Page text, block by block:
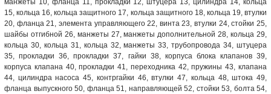
15, кольца 16, кольца защитного 17, кольца защитного 18, кольца 19, втулки
20, фланца 21, элемента управляющего 22, винта 23, втулки 24, стойки 25,
шайбы отгибной 26, манжеты 27, манжеты дополнительной 28, кольца 29,
кольца 30, кольца 31, кольца 32, манжеты 33, трубопровода 34, штуцера
35, прокладки 36, прокладки 37, гайки 38, корпуса блока клапанов 39,
корпуса клапана 40, прокладки 41, переходника 42, пружины 43, клапана
44, цилиндра насоса 45, контргайки 46, втулки 47, кольца 48, штока 49,
фланца выпускного 50, фланца 51, направляющей 52, стойки 53, болта 54,